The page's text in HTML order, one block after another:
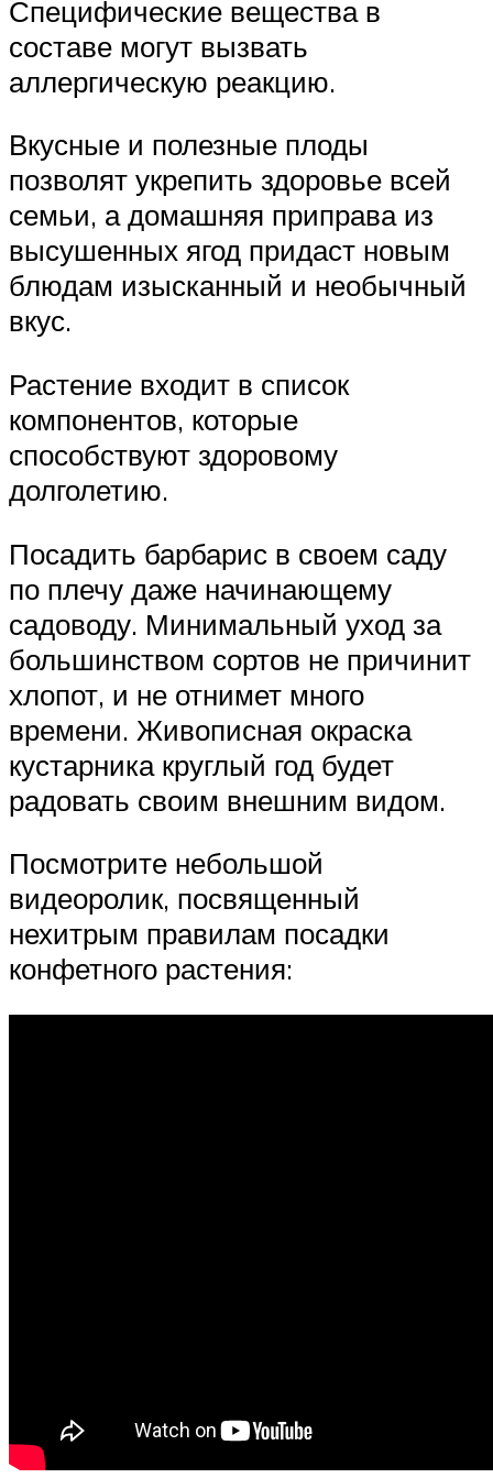
Специфические вещества в
составе могут вызвать
аллергическую реакцию.
Вкусные и полезные плоды
позволят укрепить здоровье всей
семьи, а домашняя приправа из
высушенных ягод придаст новым
блюдам изысканный и необычный
вкус.
Растение входит в список
компонентов, которые
способствуют здоровому
долголетию.
Посадить барбарис в своем саду
по плечу даже начинающему
садоводу. Минимальный уход за
большинством сортов не причинит
хлопот, и не отнимет много
времени. Живописная окраска
кустарника круглый год будет
радовать своим внешним видом.
Посмотрите небольшой
видеоролик, посвященный
нехитрым правилам посадки
конфетного растения: